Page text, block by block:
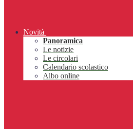
Novità
Panoramica
Le notizie
Le circolari
Calendario scolastico
Albo online